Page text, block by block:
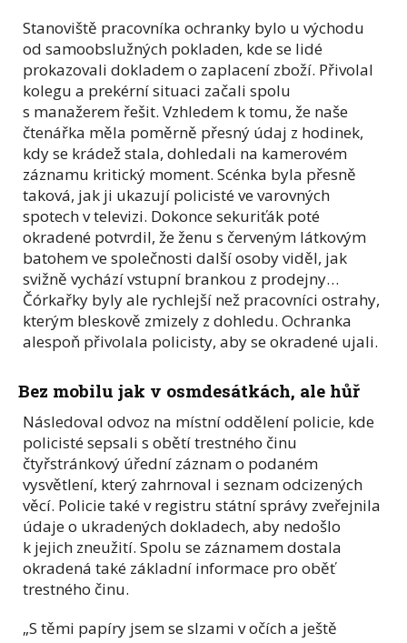
Stanoviště pracovníka ochranky bylo u východu
od samoobslužných pokladen, kde se lidé
prokazovali dokladem o zaplacení zboží. Přivolal
kolegu a prekérní situaci začali spolu
s manažerem řešit. Vzhledem k tomu, že naše
čtenářka měla poměrně přesný údaj z hodinek,
kdy se krádež stala, dohledali na kamerovém
záznamu kritický moment. Scénka byla přesně
taková, jak ji ukazují policisté ve varovných
spotech v televizi. Dokonce sekuriťák poté
okradené potvrdil, že ženu s červeným látkovým
batohem ve společnosti další osoby viděl, jak
svižně vychází vstupní brankou z prodejny…
Čórkařky byly ale rychlejší než pracovníci ostrahy,
kterým bleskově zmizely z dohledu. Ochranka
alespoň přivolala policisty, aby se okradené ujali.
Bez mobilu jak v osmdesátkách, ale hůř
Následoval odvoz na místní oddělení policie, kde
policisté sepsali s obětí trestného činu
čtyřstránkový úřední záznam o podaném
vysvětlení, který zahrnoval i seznam odcizených
věcí. Policie také v registru státní správy zveřejnila
údaje o ukradených dokladech, aby nedošlo
k jejich zneužití. Spolu se záznamem dostala
okradená také základní informace pro oběť
trestného činu.
„S těmi papíry jsem se slzami v očích a ještě